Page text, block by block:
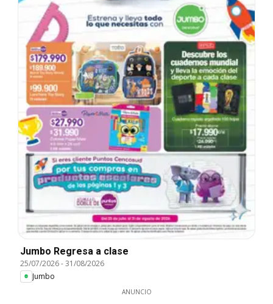
Jumbo Regresa a clase
25/07/2026-31/08/2026
Jumbo
ANUNCIO